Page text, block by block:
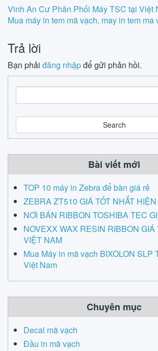
Post
navigation
Vinh An Cư Phân Phối Máy TSC tại Việt
Mua máy in tem mã vạch, may in tem ma
Trả lời
Bạn phải đăng nhậpđể gửi phản hồi.
e
a
r
c
Bài viết mới
TOP 10 máy in Zebra để bàn giá rẻ
ZEBRA ZT510 GIÁ TỐT NHẤT
NƠI BÁN RIBBON TOSHIBA TEC
NOVEXX WAX RESIN RIBBON GIÁ
VIỆT NAM
Mua Máy in mã vạch BIXOLON SLP
Việt Nam
Chuyên mục
Decal mã vạch
Đầu in mã vạch